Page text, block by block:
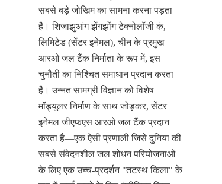
सबसे बड़े जोखिम का सामना करना पड़ता
है। शिजाझुआंग झेंगझोंग टेक्नोलॉजी कं,
लिमिटेड (सेंटर इनेमल), चीन के प्रमुख
आरओ जल टैंक निर्माता के रूप में, इस
चुनौती का निश्चित समाधान प्रदान करता
है। उन्नत सामग्री विज्ञान को विशेष
मॉड्यूलर निर्माण के साथ जोड़कर, सेंटर
इनेमल जीएफएस आरओ जल टैंक प्रदान
करता है—एक ऐसी प्रणाली जिसे दुनिया की
सबसे संवेदनशील जल शोधन परियोजनाओं
के लिए एक उच्च-प्रदर्शन "तटस्थ किला" के